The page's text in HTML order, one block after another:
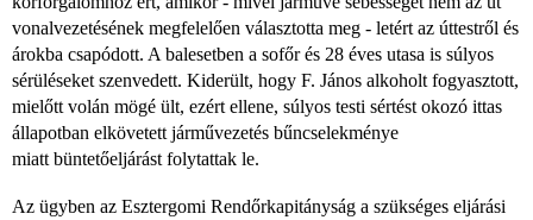
vonalvezetésének megfelelően választotta meg - letért az úttestről és
árokba csapódott. A balesetben a sofőr és 28 éves utasa is súlyos
sérüléseket szenvedett. Kiderült, hogy F. János alkoholt fogyasztott,
mielőtt volán mögé ült, ezért ellene, súlyos testi sértést okozó ittas
állapotban elkövetett járművezetés bűncselekménye
miatt büntetőeljárást folytattak le.
Az ügyben az Esztergomi Rendőrkapitányság a szükséges eljárási